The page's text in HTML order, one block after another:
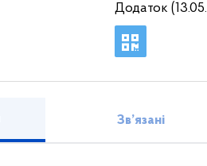
Додаток
Зв’язані